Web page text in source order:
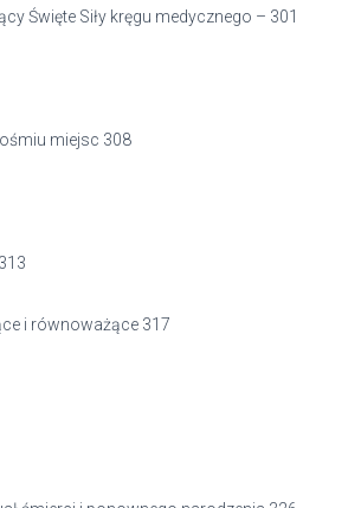
Święte Siły kręgu medycznego – 301
miejsc 308
i równoważące 317